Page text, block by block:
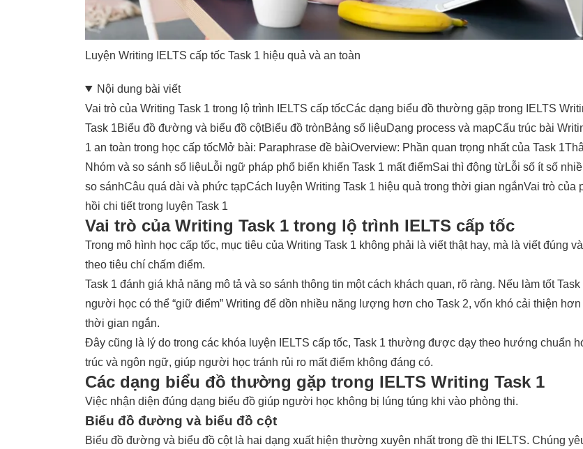
Luyện Writing IELTS cấp tốc Task 1 hiệu quả và an toàn
Nội dung bài viết
Vai trò của Writing Task 1 trong lộ trình IELTS cấp tốcCác dạng biểu đồ thường gặp trong IELTS
Task 1Biểu đồ đường và biểu đồ cộtBiểu đồ trònBảng số liệuDạng process và mapCấu trúc bài
1 an toàn trong học cấp tốcMở bài: Paraphrase đề bàiOverview: Phần quan trọng nhất của Task 1
Nhóm và so sánh số liệu Lỗi ngữ pháp phổ biến khiến Task 1 mất điểmSai thì động từLỗi số ít số
so sánhCâu quá dài và phức tạpCách luyện Writing Task 1 hiệu quả trong thời gian ngắnVai trò của
hồi chi tiết trong luyện Task 1
Vai trò của Writing Task 1 trong lộ trình IELTS cấp tốc
Trong mô hình học cấp tốc, mục tiêu của Writing Task 1 không phải là viết thật hay, mà là viết đúng
theo tiêu chí chấm điểm.
Task 1 đánh giá khả năng mô tả và so sánh thông tin một cách khách quan, rõ ràng. Nếu làm tốt Task
người học có thể “giữ điểm” Writing để dồn nhiều năng lượng hơn cho Task 2, vốn khó cải thiện hơn
thời gian ngắn.
Đây cũng là lý do trong các khóa luyện IELTS cấp tốc, Task 1 thường được dạy theo hướng chuẩn
trúc và ngôn ngữ, giúp người học tránh rủi ro mất điểm không đáng có.
Các dạng biểu đồ thường gặp trong IELTS Writing Task 1
Việc nhận diện đúng dạng biểu đồ giúp người học không bị lúng túng khi vào phòng thi.
Biểu đồ đường và biểu đồ cột
Biểu đồ đường và biểu đồ cột là hai dạng xuất hiện thường xuyên nhất trong đề thi IELTS. Chúng